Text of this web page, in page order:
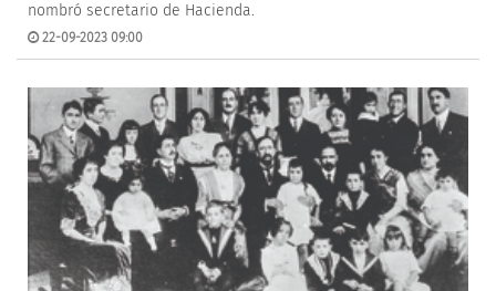
nombró secretario de Hacienda.
22-09-2023 09:00